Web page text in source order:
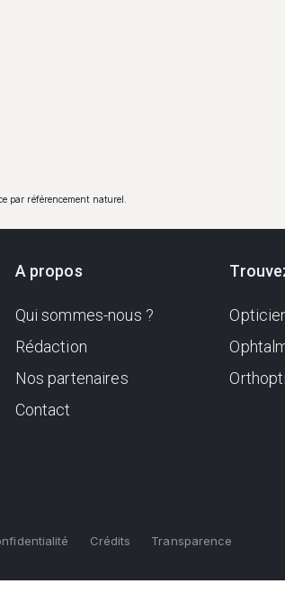
par référencement naturel.
A propos
Qui sommes-nous ?
Rédaction
Nos partenaires
Contact
Crédits Transparence